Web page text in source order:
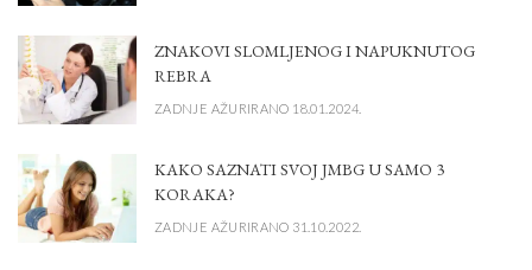
ZNAKOVI SLOMLJENOG I NAPUKNUTOG
REBRA
ZADNJE AŽURIRANO 18.01.2024.
KAKO SAZNATI SVOJ JMBG U SAMO 3
KORAKA?
ZADNJE AŽURIRANO 31.10.2022.